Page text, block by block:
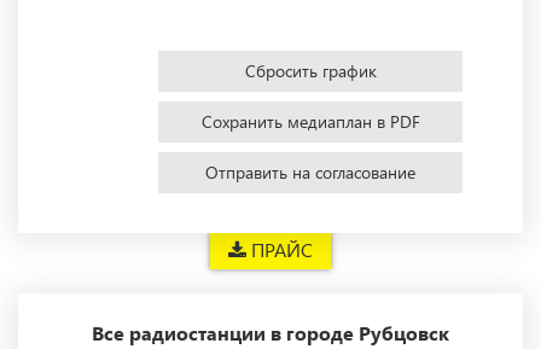
ПРАЙС
Сбросить график
Сохранить медиаплан в PDF
Отправить на согласование
Все радиостанции в городе Рубцовск